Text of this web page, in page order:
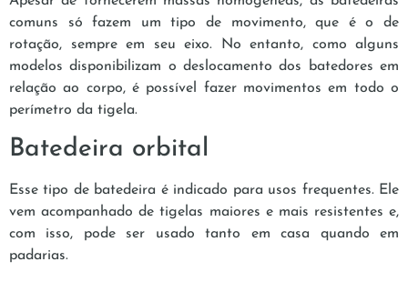
comuns só fazem um tipo de movimento, que é o de
rotação, sempre em seu eixo. No entanto, como alguns
modelos disponibilizam o deslocamento dos batedores em
relação ao corpo, é possível fazer movimentos em todo o
perímetro da tigela.
Batedeira orbital
Esse tipo de batedeira é indicado para usos frequentes. Ele
vem acompanhado de tigelas maiores e mais resistentes e,
com isso, pode ser usado tanto em casa quando em
padarias.